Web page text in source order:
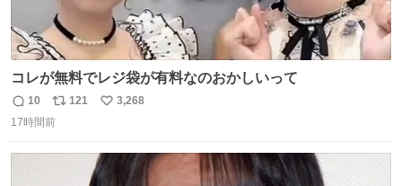
コレが無料でレジ袋が有料なのおかしいって
返
信
10
リ
ポ
121
い
数
3,268
17時間前